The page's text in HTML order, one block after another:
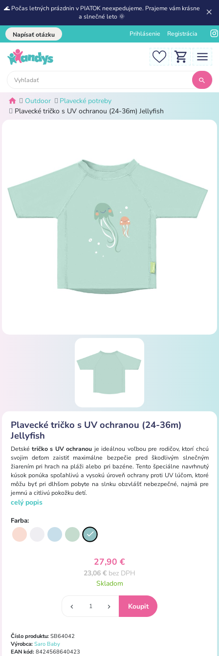
🌊 Počas letných prázdnin v PIATOK neexpedujeme. Prajeme vám krásne
a slnečné leto 🌞
Napísať otázku Prihlásenie Registrácia
Outdoor
Plavecké potreby
Plavecké tričko s UV ochranou (24-36m) Jellyfish
Plavecké tričko s UV ochranou (24-36m)
Jellyfish
Detské tričko s UV ochranou je ideálnou voľbou pre rodičov, ktorí chcú
svojim deťom zaistiť maximálne bezpečie pred škodlivým slnečným
žiarením pri hrach na pláži alebo pri bazéne. Tento špeciálne navrhnutý
kúsok ponúka spoľahlivú a vysokú úroveň ochrany proti UV lúčom, ktoré
môžu byť pri dlhšom pobyte na slnku obzvlášť nebezpečné, najmä pre
jemnú a citlivú pokožku detí.
celý popis
Farba:
27,90 €
23,06 € bez DPH
Skladom
Číslo produktu:SB64042
Výrobca: Saro Baby
EAN kód:8424568640423